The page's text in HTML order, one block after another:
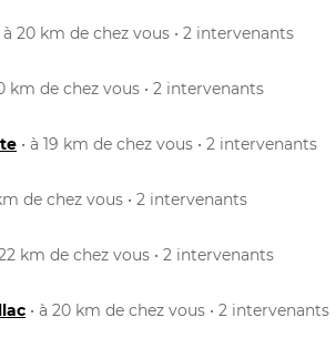
à 20 km de chez vous • 2 intervenants
km de chez vous • 2 intervenants
• à 19 km de chez vous • 2 intervenants
de chez vous • 2 intervenants
22 km de chez vous • 2 intervenants
• à 20 km de chez vous • 2 intervenants